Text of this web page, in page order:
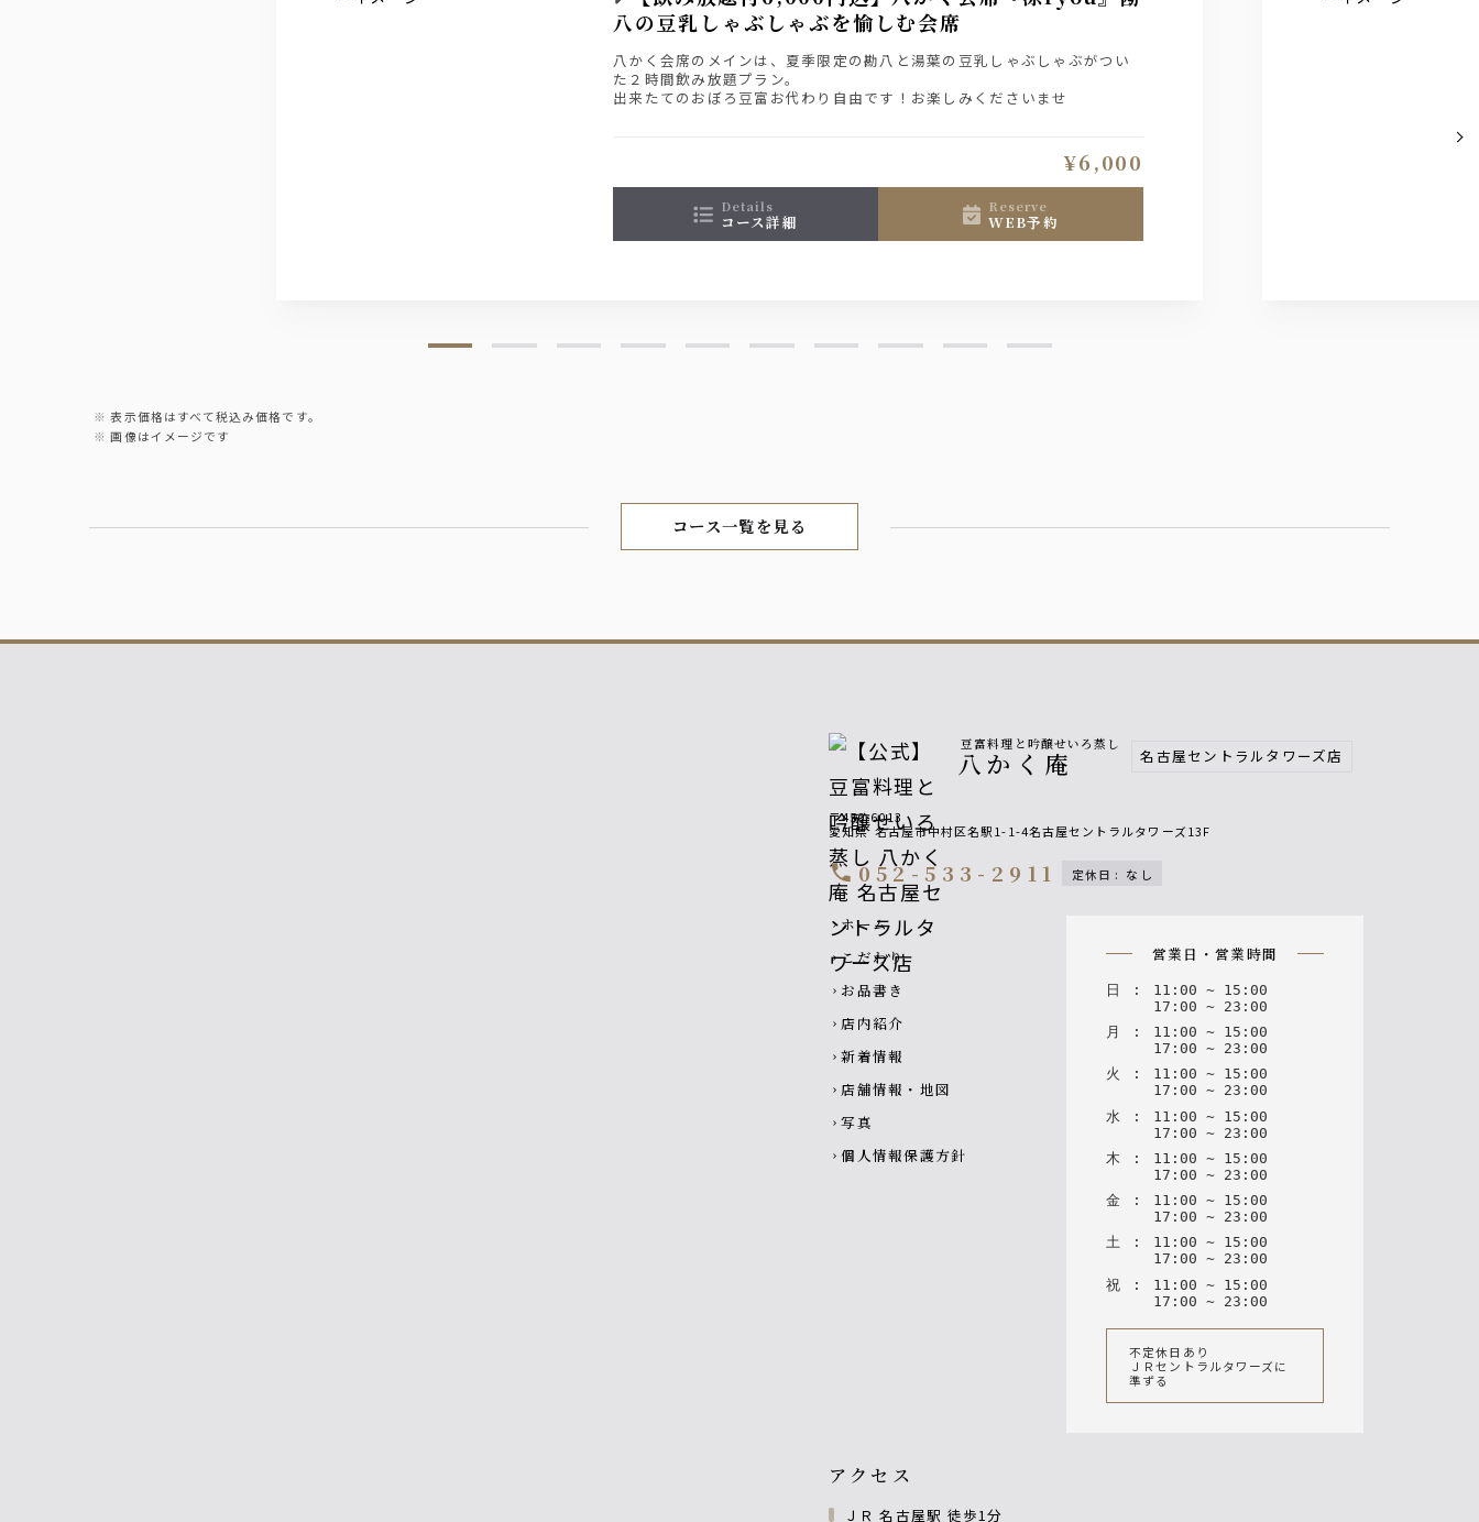
八の豆乳しゃぶしゃぶを愉しむ会席
八かく会席のメインは、夏季限定の勘八と湯葉の豆乳しゃぶしゃぶがつい
た２時間飲み放題プラン。
出来たてのおぼろ豆富お代わり自由です！お楽しみくださいませ
¥6,000
details
コース詳細
reserve
WEB予約
表示価格はすべて税込み価格です。
画像はイメージです
コース一覧を見る
豆富料理と吟醸せいろ蒸し
八かく庵 名古屋セントラルタワーズ店
〒450-6013
愛知県 名古屋市中村区名駅1-1-4名古屋セントラルタワーズ13F
call 052-533-2911 定休日 : なし
Footer navigation
chevron_right ホーム
chevron_right こだわり
chevron_right お品書き
chevron_right 店内紹介
chevron_right 新着情報
chevron_right 店舗情報・地図
chevron_right 写真
chevron_right 個人情報保護方針
営業日・営業時間
日 : 11 : 00 ~ 15 : 00
17 : 00 ~ 23 : 00
月
: 11 : 00 ~ 15 : 00
17 : 00 ~ 23 : 00
火
: 11 : 00 ~ 15 : 00
17 : 00 ~ 23 : 00
水
: 11 : 00 ~ 15 : 00
17 : 00 ~ 23 : 00
木
: 11 : 00 ~ 15 : 00
17 : 00 ~ 23 : 00
金
: 11 : 00 ~ 15 : 00
17 : 00 ~ 23 : 00
土
: 11 : 00 ~ 15 : 00
17 : 00 ~ 23 : 00
祝 : 11 : 00 ~ 15 : 00
17 : 00 ~ 23 : 00
不定休日あり
ＪＲセントラルタワーズに
準ずる
アクセス
ＪＲ 名古屋駅 徒歩1分